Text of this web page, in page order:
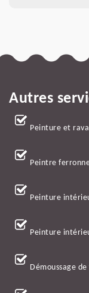
Autres
Peinture et
Peintre
Peinture
Peinture
Démoussage